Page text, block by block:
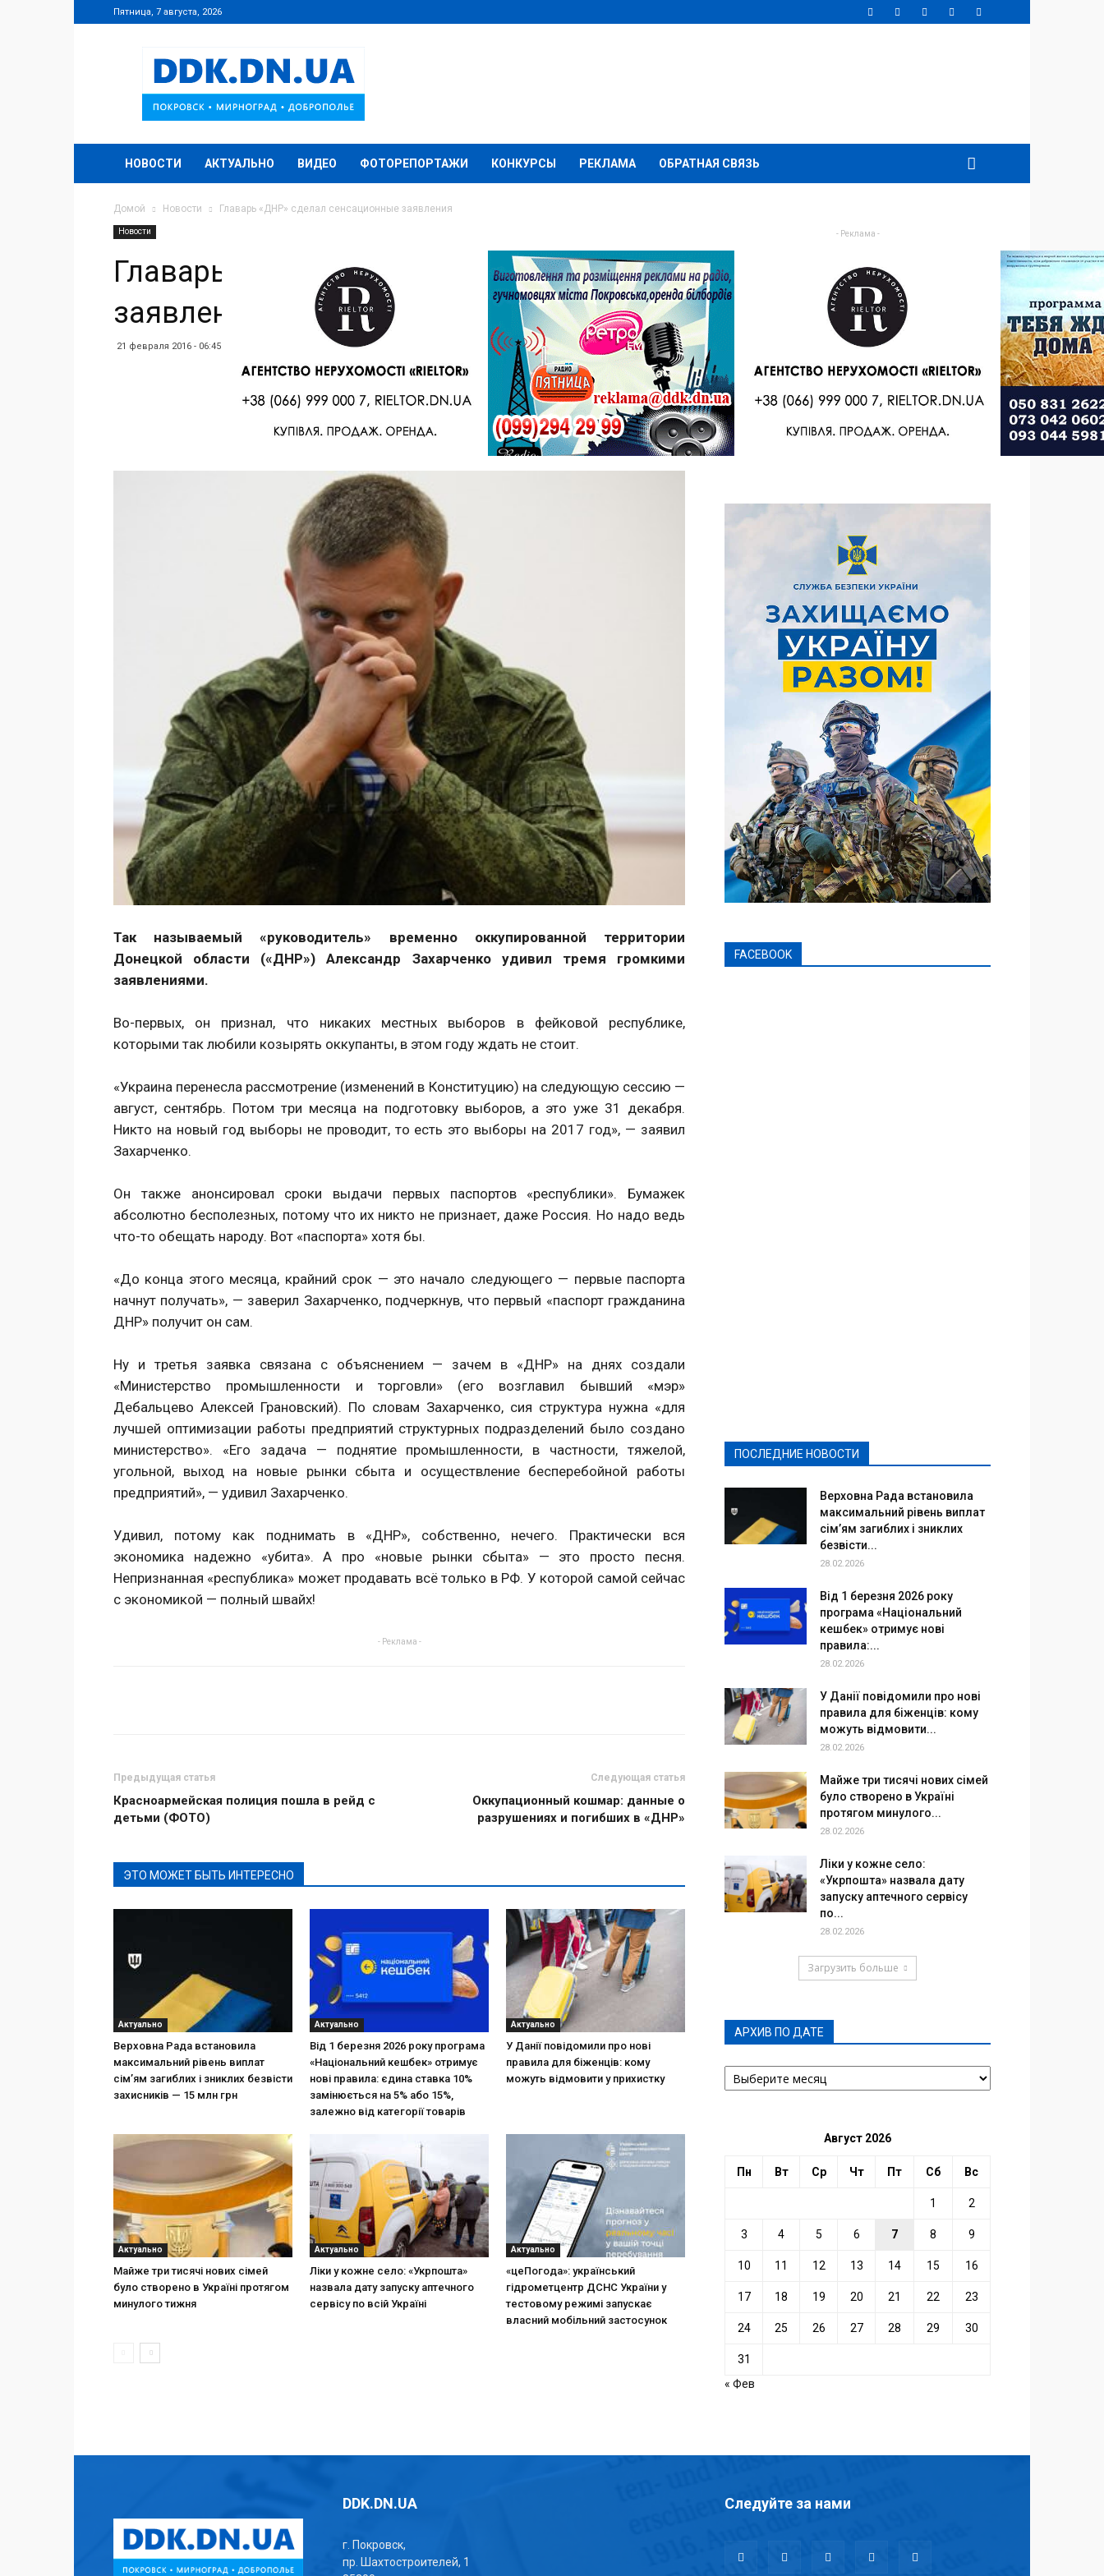
Пятница, 7 августа, 2026
DDK.DN.UA
НОВОСТИ АКТУАЛЬНО ВИДЕО ФОТОРЕПОРТАЖИ КОНКУРСЫ РЕКЛАМА ОБРАТНАЯ СВЯЗЬ
Домой Новости Главарь «ДНР» сделал сенсационные заявления
Новости
Главарь «ДНР» сделал сенсационные
заявления
21 февраля 2016 - 06:45
Так называемый «руководитель» временно оккупированной территории
Донецкой области («ДНР») Александр Захарченко удивил тремя громкими
заявлениями.
Во-первых, он признал, что никаких местных выборов в фейковой республике,
которыми так любили козырять оккупанты, в этом году ждать не стоит.
«Украина перенесла рассмотрение (изменений в Конституцию) на следующую сессию —
август, сентябрь. Потом три месяца на подготовку выборов, а это уже 31 декабря.
Никто на новый год выборы не проводит, то есть это выборы на 2017 год», — заявил
Захарченко.
Он также анонсировал сроки выдачи первых паспортов «республики». Бумажек
абсолютно бесполезных, потому что их никто не признает, даже Россия. Но надо ведь
что-то обещать народу. Вот «паспорта» хотя бы.
«До конца этого месяца, крайний срок — это начало следующего — первые паспорта
начнут получать», — заверил Захарченко, подчеркнув, что первый «паспорт гражданина
ДНР» получит он сам.
Ну и третья заявка связана с объяснением — зачем в «ДНР» на днях создали
«Министерство промышленности и торговли» (его возглавил бывший «мэр»
Дебальцево Алексей Грановский). По словам Захарченко, сия структура нужна «для
лучшей оптимизации работы предприятий структурных подразделений было создано
министерство». «Его задача — поднятие промышленности, в частности, тяжелой,
угольной, выход на новые рынки сбыта и осуществление бесперебойной работы
предприятий», — удивил Захарченко.
Удивил, потому как поднимать в «ДНР», собственно, нечего. Практически вся
экономика надежно «убита». А про «новые рынки сбыта» — это просто песня.
Непризнанная «республика» может продавать всё только в РФ. У которой самой сейчас
с экономикой — полный швайх!
- Реклама -
Предыдущая статья
Красноармейская полиция пошла в рейд с
детьми (ФОТО)
Следующая статья
Оккупационный кошмар: данные о
разрушениях и погибших в «ДНР»
ЭТО МОЖЕТ БЫТЬ ИНТЕРЕСНО
Актуально
Верховна Рада встановила
максимальний рівень виплат
сім’ям загиблих і зниклих безвісти
захисників — 15 млн грн
Актуально
Від 1 березня 2026 року програма
«Національний кешбек» отримує
нові правила: єдина ставка 10%
замінюється на 5% або 15%,
залежно від категорії товарів
Актуально
У Данії повідомили про нові
правила для біженців: кому
можуть відмовити у прихистку
Актуально
Майже три тисячі нових сімей
було створено в Україні протягом
минулого тижня
Актуально
Ліки у кожне село: «Укрпошта»
назвала дату запуску аптечного
сервісу по всій Україні
Актуально
«цеПогода»: український
гідрометцентр ДСНС України у
тестовому режимі запускає
власний мобільний застосунок
- Реклама -
FACEBOOK
ПОСЛЕДНИЕ НОВОСТИ
Верховна Рада встановила
максимальний рівень виплат
сім’ям загиблих і зниклих
безвісти...
28.02.2026
Від 1 березня 2026 року
програма «Національний
кешбек» отримує нові
правила:...
28.02.2026
У Данії повідомили про нові
правила для біженців: кому
можуть відмовити...
28.02.2026
Майже три тисячі нових сімей
було створено в Україні
протягом минулого...
28.02.2026
Ліки у кожне село:
«Укрпошта» назвала дату
запуску аптечного сервісу
по...
28.02.2026
Загрузить больше
АРХИВ ПО ДАТЕ
АРХИВ
ПО
Август 2026
Пн Вт Ср Чт Пт Сб Вс
1 2
3 4 5 6 7 8 9
10 11 12 13 14 15 16
17 18 19 20 21 22 23
24 25 26 27 28 29 30
31
« Фев
DDK.DN.UA
г. Покровск,
пр. Шахтостроителей, 1
Следуйте за нами